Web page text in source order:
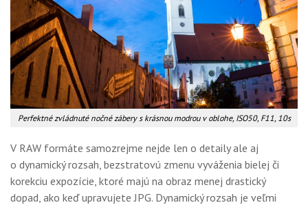
Perfektné zvládnuté nočné zábery s krásnou modrou v oblohe, ISO50, F11, 10s
V RAW formáte samozrejme nejde len o detaily ale aj
o dynamický rozsah, bezstratovú zmenu vyváženia bielej či
korekciu expozície, ktoré majú na obraz menej drastický
dopad, ako keď upravujete JPG. Dynamický rozsah je veľmi